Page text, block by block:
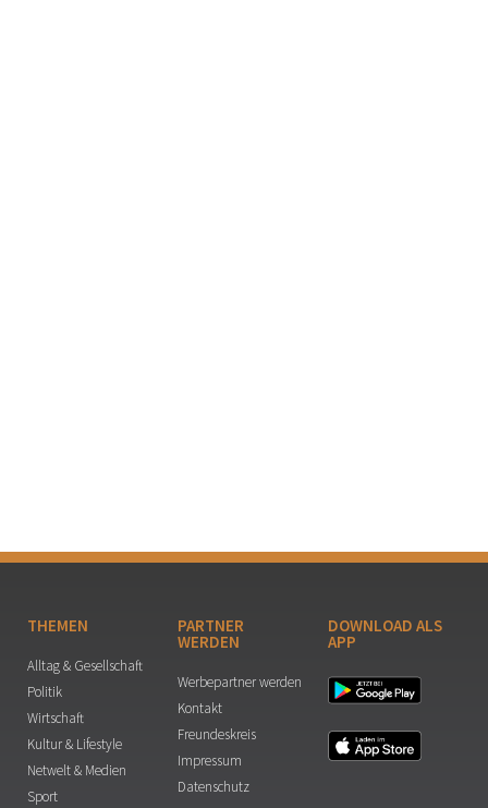
THEMEN
Alltag & Gesellschaft
Politik
Wirtschaft
Kultur & Lifestyle
Netwelt & Medien
Sport
PARTNER
WERDEN
Werbepartner werden
Kontakt
Freundeskreis
Impressum
Datenschutz
DOWNLOAD ALS
APP